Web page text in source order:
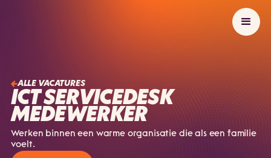
ALLE VACATURES
ICT SERVICEDESK
MEDEWERKER
Werken binnen een warme organisatie die als een familie
voelt.